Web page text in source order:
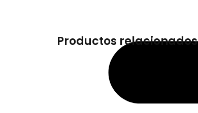
Productos relacionados